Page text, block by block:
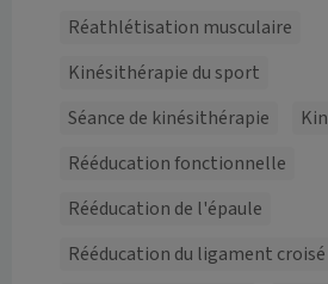
Réathlétisation musculaire
Kinésithérapie du sport
Séance de kinésithérapie
Rééducation fonctionnelle
Rééducation de l'épaule
Rééducation du ligament